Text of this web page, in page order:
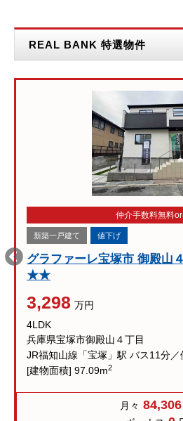
REAL BANK 特選物件
仲介手数料無料
新築一戸建て 値下げ
グラファーレ宝塚市 御殿山
★★
3,298 万円
4LDK
兵庫県宝塚市御殿山４丁目
JR福知山線「宝塚」駅 バス11分／
[建物面積] 97.09m2
月々 84,306